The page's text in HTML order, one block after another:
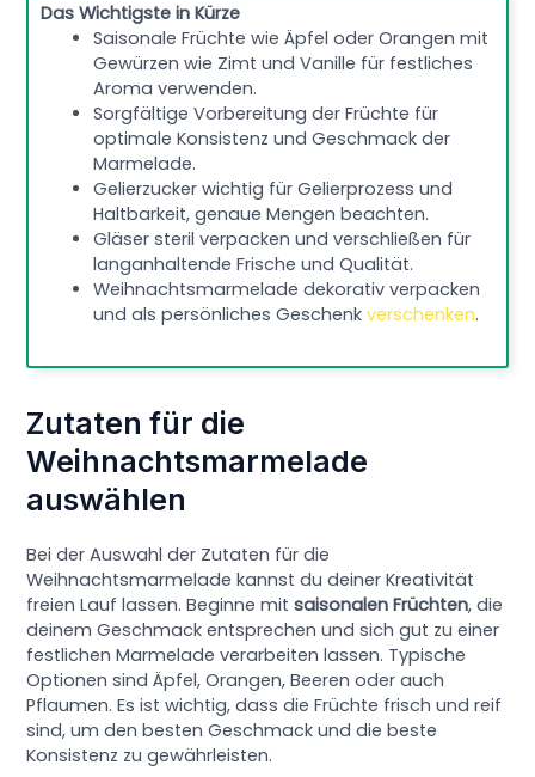
Das Wichtigste in Kürze
Saisonale Früchte wie Äpfel oder Orangen mit
Gewürzen wie Zimt und Vanille für festliches
Aroma verwenden.
Sorgfältige Vorbereitung der Früchte für
optimale Konsistenz und Geschmack der
Marmelade.
Gelierzucker wichtig für Gelierprozess und
Haltbarkeit, genaue Mengen beachten.
Gläser steril verpacken und verschließen für
langanhaltende Frische und Qualität.
Weihnachtsmarmelade dekorativ verpacken
und als persönliches Geschenkverschenken.
Zutaten für die
Weihnachtsmarmelade
auswählen
Bei der Auswahl der Zutaten für die
Weihnachtsmarmelade kannst du deiner Kreativität
freien Lauf lassen. Beginne mitsaisonalen Früchten, die
deinem Geschmack entsprechen und sich gut zu einer
festlichen Marmelade verarbeiten lassen. Typische
Optionen sind Äpfel, Orangen, Beeren oder auch
Pflaumen. Es ist wichtig, dass die Früchte frisch und reif
sind, um den besten Geschmack und die beste
Konsistenz zu gewährleisten.